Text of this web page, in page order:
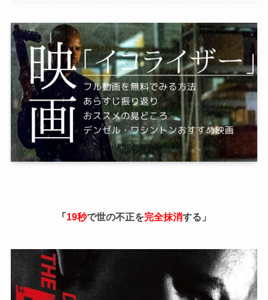
「 19秒で世の不正を完全抹消する」